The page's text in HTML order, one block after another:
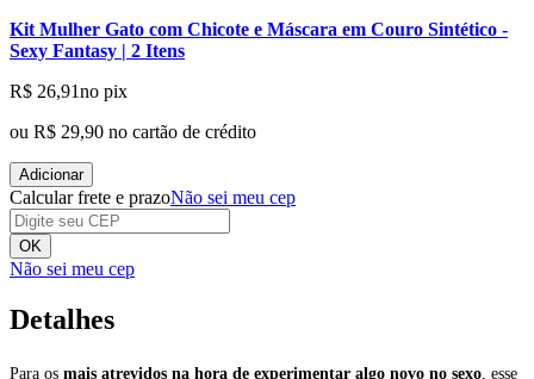
Kit Mulher Gato com Chicote e Máscara em Couro Sintético -
Sexy Fantasy | 2 Itens
R$ 26,91no pix
ou R$ 29,90 no cartão de crédito
Adicionar
Calcular frete e prazoNão sei meu cep
OK
Não sei meu cep
Detalhes
Para os mais atrevidos na hora de experimentar algo novo no sexo, esse